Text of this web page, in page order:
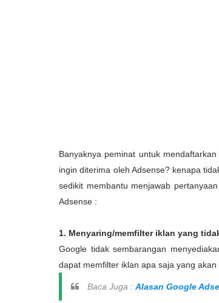
Banyaknya peminat untuk
ingin diterima oleh Adsense? kenapa
sedikit membantu menjawab
Adsense :
1. Menyaring/memfilter iklan yang
Google tidak sembarangan
dapat memfilter iklan apa saja yang
Baca Juga : Alasan Google